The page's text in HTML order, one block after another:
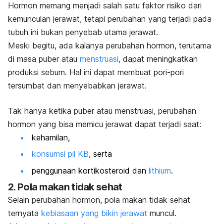
Hormon memang menjadi salah satu faktor risiko dari
kemunculan jerawat, tetapi perubahan yang terjadi pada
tubuh ini bukan penyebab utama jerawat.
Meski begitu, ada kalanya perubahan hormon, terutama
di masa puber atau menstruasi, dapat meningkatkan
produksi sebum. Hal ini dapat membuat pori-pori
tersumbat dan menyebabkan jerawat.
Tak hanya ketika puber atau menstruasi, perubahan
hormon yang bisa memicu jerawat dapat terjadi saat:
kehamilan,
konsumsi pil KB, serta
penggunaan kortikosteroid dan lithium.
2. Pola makan tidak sehat
Selain perubahan hormon, pola makan tidak sehat
ternyata kebiasaan yang bikin jerawat muncul.